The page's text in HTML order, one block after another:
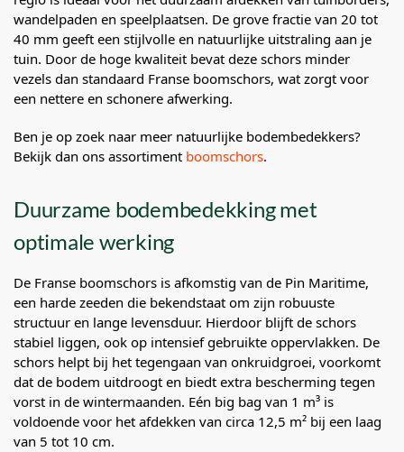
wandelpaden en speelplaatsen. De grove fractie van 20 tot
40 mm geeft een stijlvolle en natuurlijke uitstraling aan je
tuin. Door de hoge kwaliteit bevat deze schors minder
vezels dan standaard Franse boomschors, wat zorgt voor
een nettere en schonere afwerking.
Ben je op zoek naar meer natuurlijke bodembedekkers?
Bekijk dan ons assortiment boomschors.
Duurzame bodembedekking met
optimale werking
De Franse boomschors is afkomstig van de Pin Maritime,
een harde zeeden die bekendstaat om zijn robuuste
structuur en lange levensduur. Hierdoor blijft de schors
stabiel liggen, ook op intensief gebruikte oppervlakken. De
schors helpt bij het tegengaan van onkruidgroei, voorkomt
dat de bodem uitdroogt en biedt extra bescherming tegen
vorst in de wintermaanden. Eén big bag van 1 m³ is
voldoende voor het afdekken van circa 12,5 m² bij een laag
van 5 tot 10 cm.